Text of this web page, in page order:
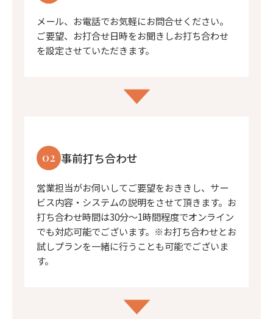
メール、お電話でお気軽にお問合せください。
ご要望、お打合せ日時をお聞きしお打ち合わせ
を設定させていただきます。
02 事前打ち合わせ
営業担当がお伺いしてご要望をおききし、サー
ビス内容・システムの説明をさせて頂きます。お
打ち合わせ時間は30分〜1時間程度でオンライン
でも対応可能でございます。※お打ち合わせとお
試しプランを一緒に行うことも可能でございま
す。